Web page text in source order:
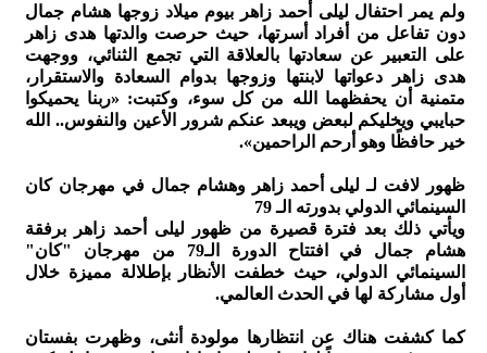
ولم يمر احتفال ليلى أحمد زاهر بيوم ميلاد زوجها هشام جمال
دون تفاعل من أفراد أسرتها، حيث حرصت والدتها هدى زاهر
على التعبير عن سعادتها بالعلاقة التي تجمع الثنائي، ووجهت
هدى زاهر دعواتها لابنتها وزوجها بدوام السعادة والاستقرار،
متمنية أن يحفظهما الله من كل سوء، وكتبت: «ربنا يحميكوا
حبايبي ويخليكم لبعض ويبعد عنكم شرور الأعين والنفوس.. الله
خير حافظًا وهو أرحم الراحمين».
ظهور لافت لـ ليلى أحمد زاهر وهشام جمال في مهرجان كان
السينمائي الدولي بدورته الـ 79
ويأتي ذلك بعد فترة قصيرة من ظهور ليلى أحمد زاهر برفقة
هشام جمال في افتتاح الدورة الـ79 من مهرجان "كان"
السينمائي الدولي، حيث خطفت الأنظار بإطلالة مميزة خلال
أول مشاركة لها في الحدث العالمي.
كما كشفت هناك عن انتظارها مولودة أنثى، وظهرت بفستان